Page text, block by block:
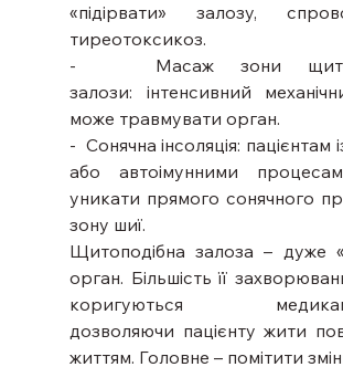
«підірвати» залозу,
тиреотоксикоз.
-   Масаж зони
залози: інтенсивний
може травмувати орган.
-  Сонячна інсоляція: пацієнтам
або автоімунними
уникати прямого сонячного
зону шиї.
Щитоподібна залоза – дуже
орган. Більшість її
коригуються
дозволяючи пацієнту жити
життям. Головне – помітити